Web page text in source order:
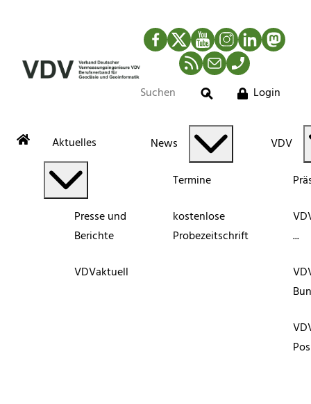
Facebook
TwitterYouTubeInstagram
LinkedIn
RSS-Newsfeed
MailTelefon
Suche
Login
Aktuelles
Presse und
Berichte
VDVaktuell
News
Termine
kostenlose
Probezeitschrift
VDV
...